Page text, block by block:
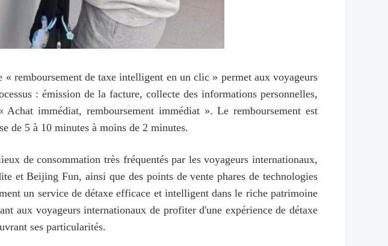
remboursement de taxe intelligent en un clic » permet aux voyageurs
: émission de la facture, collecte des informations personnelles,
immédiat, remboursement immédiat ». Le remboursement est
de 5 à 10 minutes à moins de 2 minutes.
de consommation très fréquentés par les voyageurs internationaux,
et Beijing Fun, ainsi que des points de vente phares de technologies
un service de détaxe efficace et intelligent dans le riche patrimoine
aux voyageurs internationaux de profiter d'une expérience de détaxe
ses particularités.